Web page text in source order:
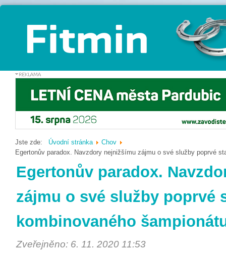
Jste zde: Úvodní stránka
Chov
Egertonův paradox. Navzdory nejnižšímu zájmu o své služby poprvé
Egertonův paradox.
zájmu o své služby poprvé
kombinovaného
Zveřejněno: 6. 11. 2020 11:53